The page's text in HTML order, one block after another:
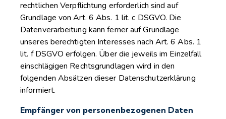
rechtlichen Verpflichtung erforderlich sind auf
Grundlage von Art. 6 Abs. 1 lit. c DSGVO. Die
Datenverarbeitung kann ferner auf Grundlage
unseres berechtigten Interesses nach Art. 6 Abs. 1
lit. f DSGVO erfolgen. Über die jeweils im Einzelfall
einschlägigen Rechtsgrundlagen wird in den
folgenden Absätzen dieser Datenschutzerklärung
informiert.
Empfänger von personenbezogenen Daten